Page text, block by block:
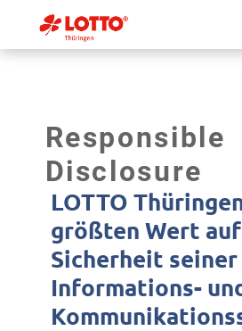
Responsible
Disclosure
LOTTO
größten Wert
Sicherheit seiner
Informations-